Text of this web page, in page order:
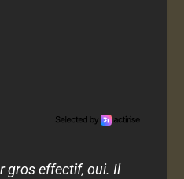
gros effectif, oui. Il